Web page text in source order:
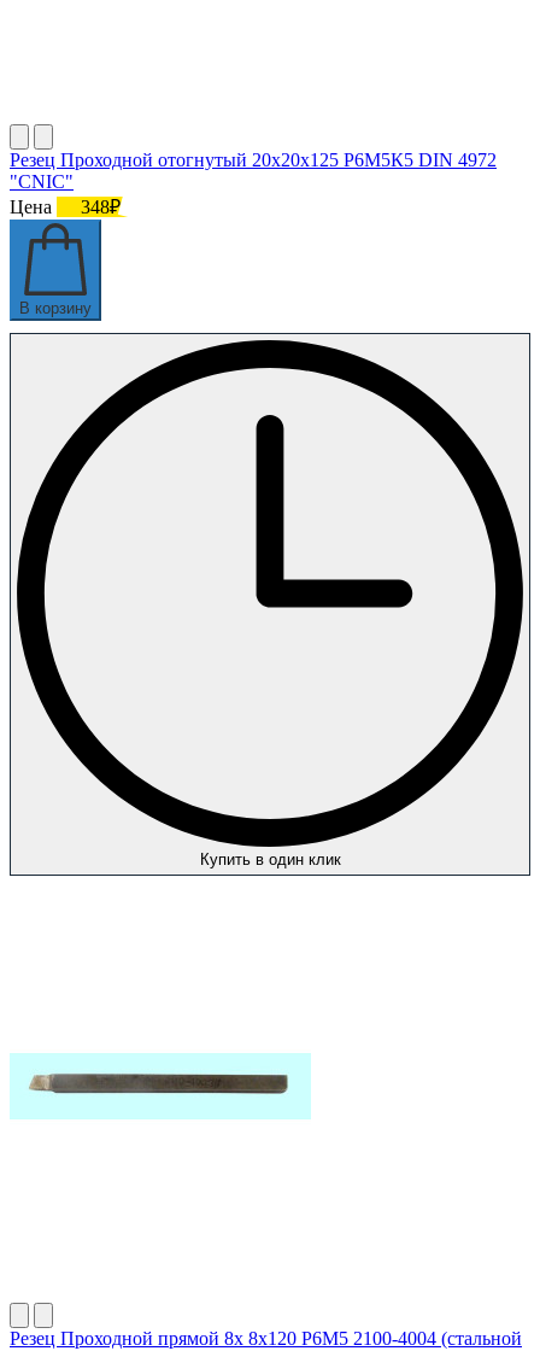
Резец Проходной отогнутый 20х20х125 Р6М5К5 DIN 4972
"CNIC"
Цена
348₽
В корзину
Купить в один клик
Резец Проходной прямой 8х 8х120 Р6М5 2100-4004 (стальной